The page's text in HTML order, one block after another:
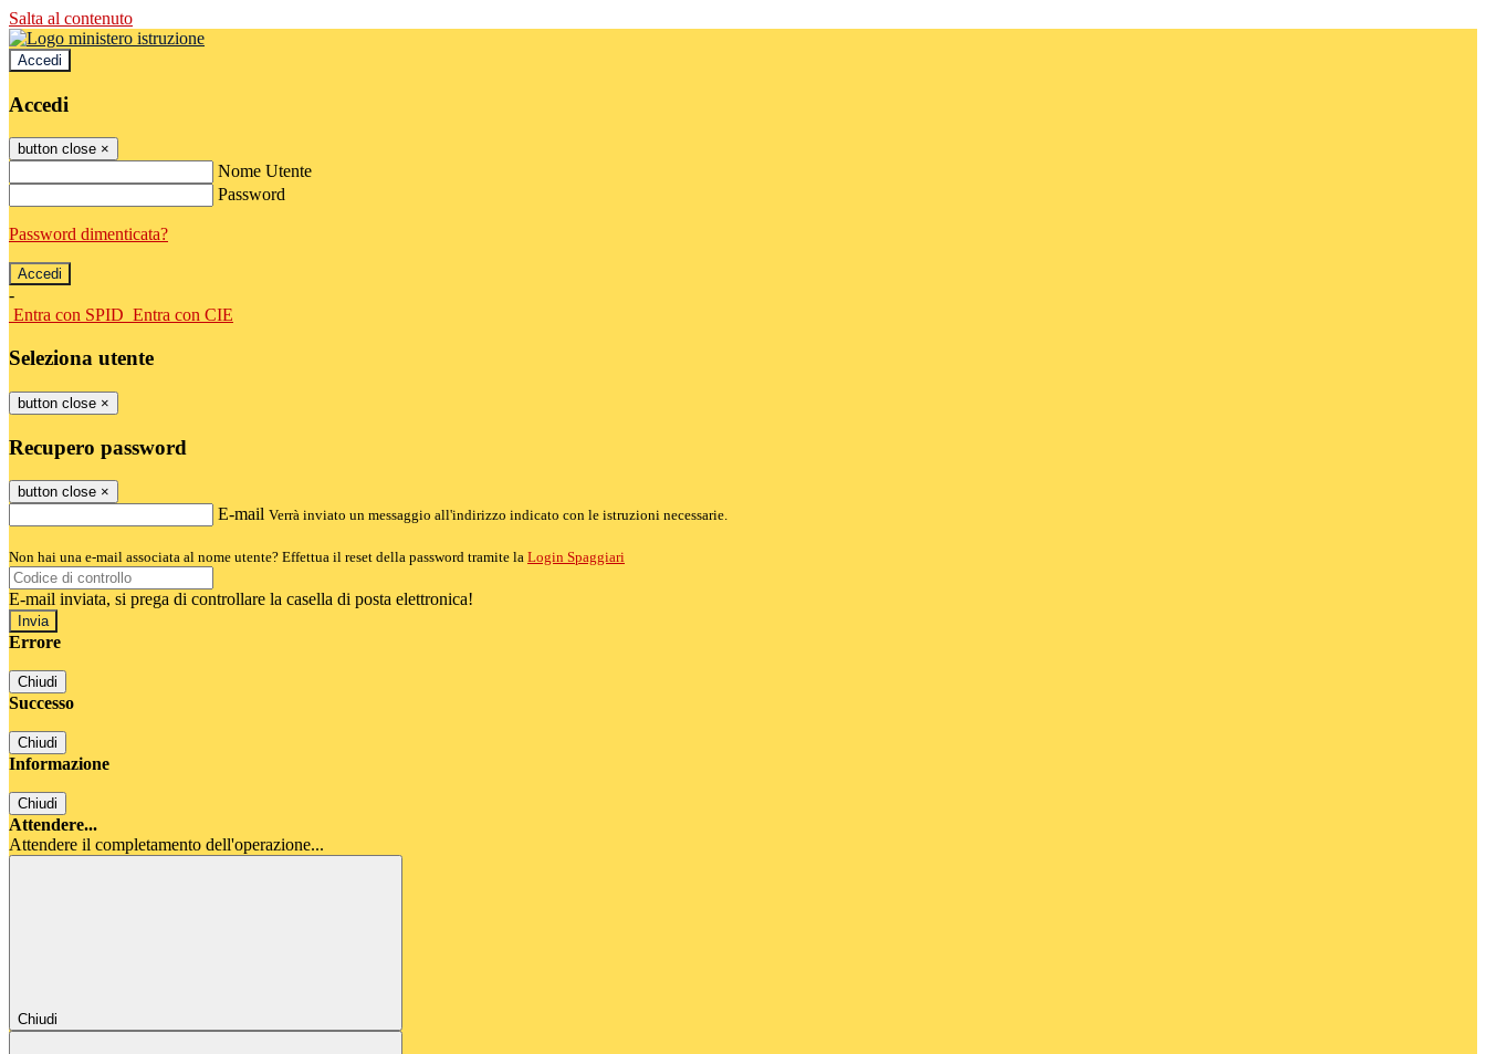
Salta al contenuto
Accedi
Accedi
button close ×
Nome Utente
Password
Password dimenticata?
-
Entra con SPID Entra con CIE
Seleziona utente
button close ×
Recupero password
button close ×
E-mail Verrà inviato un messaggio all'indirizzo indicato con le istruzioni necessarie.
Non hai una e-mail associata al nome utente? Effettua il reset della password tramite la Login Spaggiari
E-mail inviata, si prega di controllare la casella di posta elettronica!
Errore
Chiudi
Successo
Chiudi
Informazione
Chiudi
Attendere...
Attendere il completamento dell'operazione...
Chiudi